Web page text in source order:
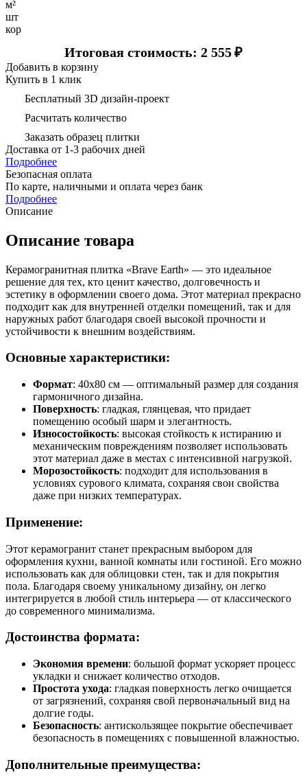
м²
шт
кор
Итоговая стоимость: 2 555₽
Добавить в корзину
Купить в 1 клик
Бесплатный 3D дизайн-проект
Расчитать количество
Заказать образец плитки
Доставка от 1-3 рабочих дней
Подробнее
Безопасная оплата
По карте, наличными и оплата через банк
Подробнее
Описание
Описание товара
Керамогранитная плитка «Brave Earth» — это идеальное
решение для тех, кто ценит качество, долговечность и
эстетику в оформлении своего дома. Этот материал прекрасно
подходит как для внутренней отделки помещений, так и для
наружных работ благодаря своей высокой прочности и
устойчивости к внешним воздействиям.
Основные характеристики:
Формат: 40х80 см — оптимальный размер для создания
гармоничного дизайна.
Поверхность: гладкая, глянцевая, что придает
помещению особый шарм и элегантность.
Износостойкость: высокая стойкость к истиранию и
механическим повреждениям позволяет использовать
этот материал даже в местах с интенсивной нагрузкой.
Морозостойкость: подходит для использования в
условиях сурового климата, сохраняя свои свойства
даже при низких температурах.
Применение:
Этот керамогранит станет прекрасным выбором для
оформления кухни, ванной комнаты или гостиной. Его можно
использовать как для облицовки стен, так и для покрытия
пола. Благодаря своему уникальному дизайну, он легко
интегрируется в любой стиль интерьера — от классического
до современного минимализма.
Достоинства формата:
Экономия времени: большой формат ускоряет процесс
укладки и снижает количество отходов.
Простота ухода: гладкая поверхность легко очищается
от загрязнений, сохраняя свой первоначальный вид на
долгие годы.
Безопасность: антискользящее покрытие обеспечивает
безопасность в помещениях с повышенной влажностью.
Дополнительные преимущества: